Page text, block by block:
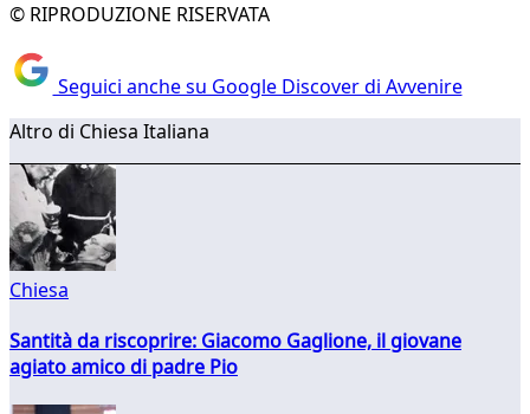
© RIPRODUZIONE RISERVATA
Seguici anche su Google Discover di Avvenire
Altro di Chiesa Italiana
Chiesa
Santità da riscoprire: Giacomo Gaglione, il giovane
agiato amico di padre Pio